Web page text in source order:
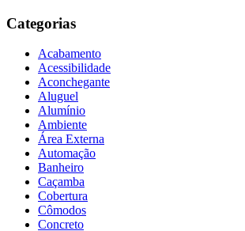
Categorias
Acabamento
Acessibilidade
Aconchegante
Aluguel
Alumínio
Ambiente
Área Externa
Automação
Banheiro
Caçamba
Cobertura
Cômodos
Concreto